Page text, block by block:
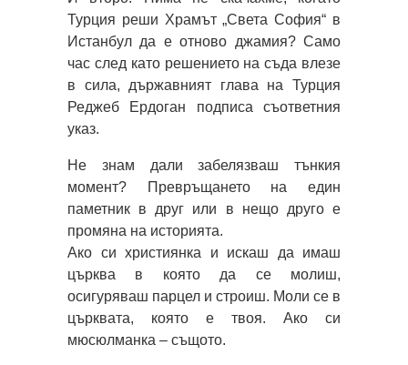
Турция реши Храмът „Света София“ в
Истанбул да е отново джамия? Само
час след като решението на съда влезе
в сила, държавният глава на Турция
Реджеб Ердоган подписа съответния
указ.
Не знам дали забелязваш тънкия
момент? Превръщането на един
паметник в друг или в нещо друго е
промяна на историята.
Ако си християнка и искаш да имаш
църква в която да се молиш,
осигуряваш парцел и строиш. Моли се в
църквата, която е твоя. Ако си
мюсюлманка – същото.